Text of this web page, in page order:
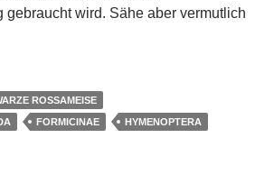
gebraucht wird. Sähe aber vermutlich
ROSSAMEISE
FORMICINAE
HYMENOPTERA